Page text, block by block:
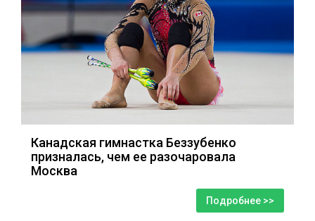
Канадская гимнастка Беззубенко
призналась, чем ее разочаровала
Москва
Подробнее >>